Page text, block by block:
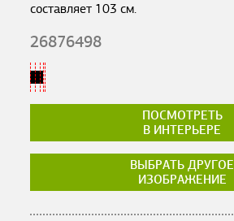
составляет 103 см.
26876498
ПОСМОТРЕТЬ
В ИНТЕРЬЕРЕ
ВЫБРАТЬ ДРУГОЕ
ИЗОБРАЖЕНИЕ